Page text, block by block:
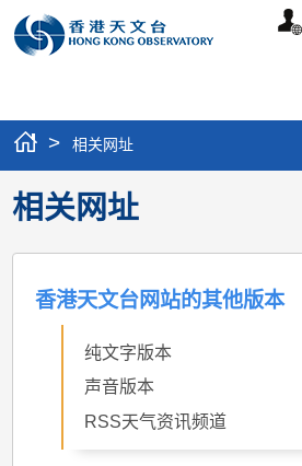
个
> 相关网址
相关网址
香港天文台网站的其他版本
纯文字版本
声音版本
RSS天气资讯频道